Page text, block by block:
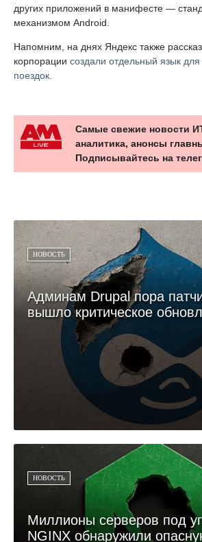
других приложений в манифесте —
механизмом Android.
Напомним, на днях Яндекс также
корпорации создали отдельный язык для
поездок
Самые свежие новости
аналитика, анонсы
Подписывайтесь на
НОВОСТЬ
Админам Drupal пора
вышло критическое
НОВОСТЬ
Миллионы серверов под
NGINX обнаружили